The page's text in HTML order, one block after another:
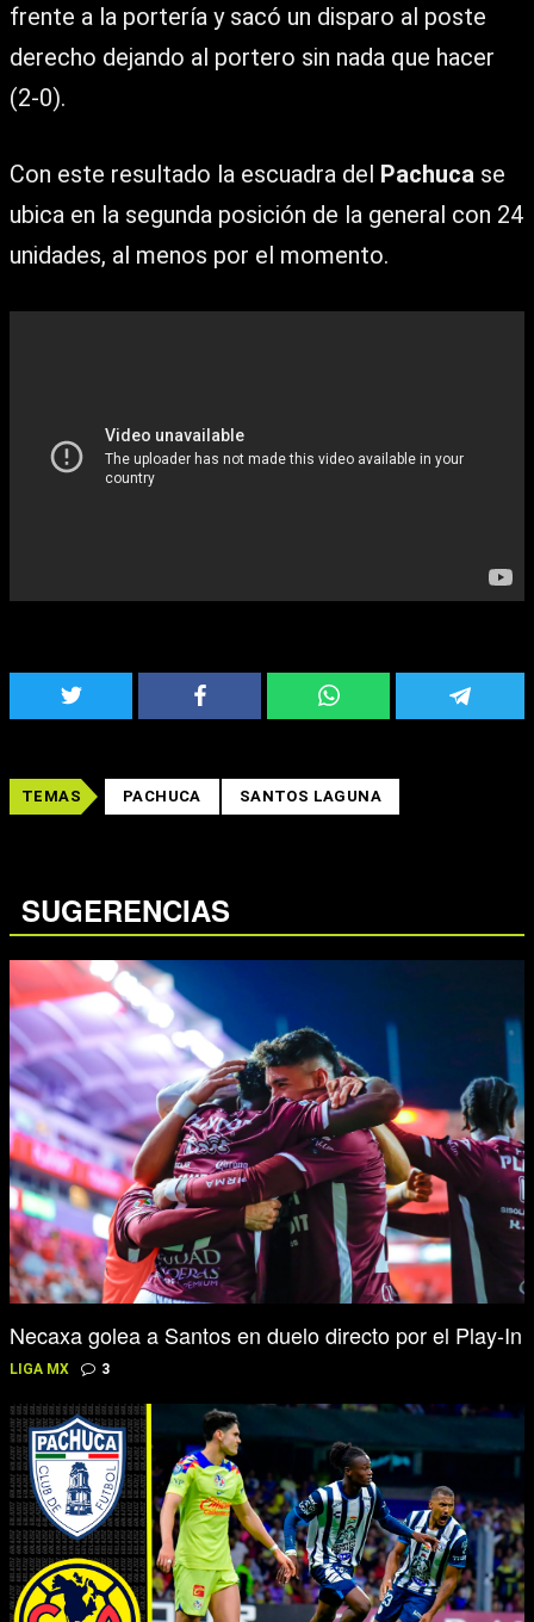
frente a la portería y sacó un disparo al poste
derecho dejando al portero sin nada que hacer
(2-0).
Con este resultado la escuadra del Pachuca se
ubica en la segunda posición de la general con 24
unidades, al menos por el momento.
TEMAS PACHUCA SANTOS LAGUNA
SUGERENCIAS
Necaxa golea a Santos en duelo directo por el Play-In
LIGA MX 3